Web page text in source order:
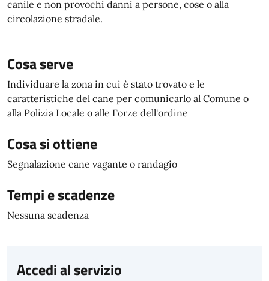
canile e non provochi danni a persone, cose o alla
circolazione stradale.
Cosa serve
Individuare la zona in cui è stato trovato e le
caratteristiche del cane per comunicarlo al Comune o
alla Polizia Locale o alle Forze dell'ordine
Cosa si ottiene
Segnalazione cane vagante o randagio
Tempi e scadenze
Nessuna scadenza
Accedi al servizio